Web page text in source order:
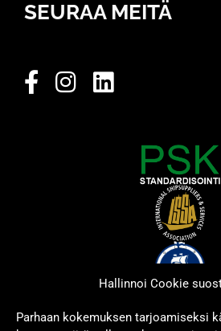
Hallinnoi Cookie
Parhaan kokemuksen tarjoamiseksi
SEURAA MEITÄ